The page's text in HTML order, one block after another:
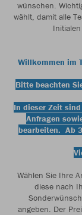
wünschen.
wählt, damit alle
Willkommen im
Bitte beachten
In dieser Zeit
Anfragen
bearbeiten. Ab
Wählen Sie Ihre
diese nach
angeben. Der